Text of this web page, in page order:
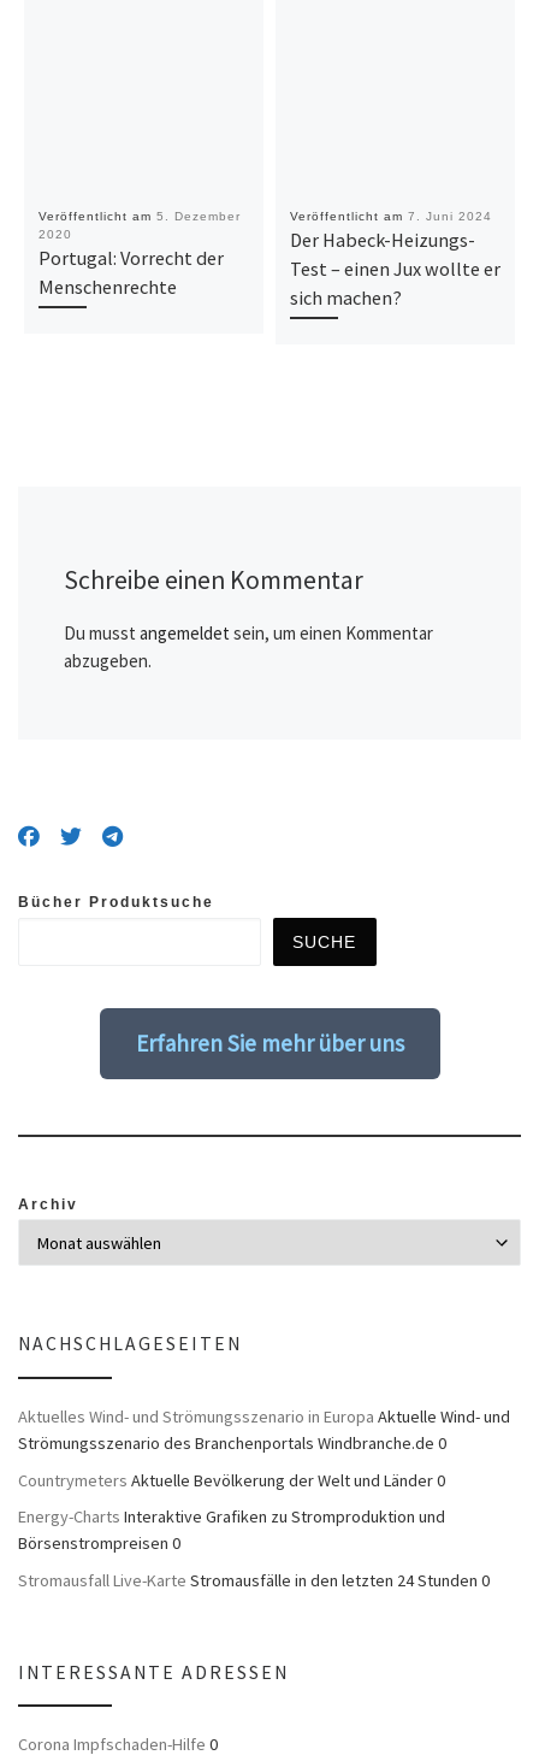
Veröffentlicht am 5. Dezember
2020
Portugal: Vorrecht der
Menschenrechte
Veröffentlicht am 7. Juni 2024
Der Habeck-Heizungs-
Test – einen Jux wollte er
sich machen?
Schreibe einen Kommentar
Du musst angemeldet sein, um einen Kommentar
abzugeben.
Bücher Produktsuche
SUCHE
Erfahren Sie mehr über uns
Archiv
NACHSCHLAGESEITEN
Aktuelles Wind- und Strömungsszenario in Europa Aktuelle Wind- und
Strömungsszenario des Branchenportals Windbranche.de 0
Countrymeters Aktuelle Bevölkerung der Welt und Länder 0
Energy-Charts Interaktive Grafiken zu Stromproduktion und
Börsenstrompreisen 0
Stromausfall Live-Karte Stromausfälle in den letzten 24 Stunden 0
INTERESSANTE ADRESSEN
Corona Impfschaden-Hilfe 0